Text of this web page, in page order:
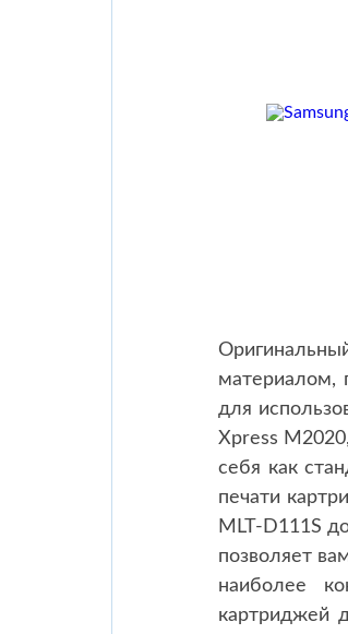
материалом,
для
Xpress
себя как
печати
MLT-D111S
позволяет
наиболее
картриджей